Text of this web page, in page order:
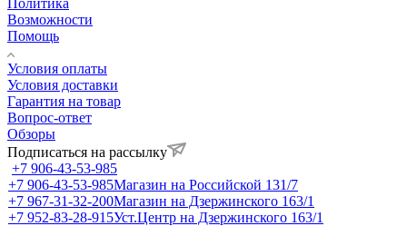
Политика
Возможности
Помощь
Условия оплаты
Условия доставки
Гарантия на товар
Вопрос-ответ
Обзоры
Подписаться на рассылку
+7 906-43-53-985
+7 906-43-53-985Магазин на Российской 131/7
+7 967-31-32-200Магазин на Дзержинского 163/1
+7 952-83-28-915Уст.Центр на Дзержинского 163/1